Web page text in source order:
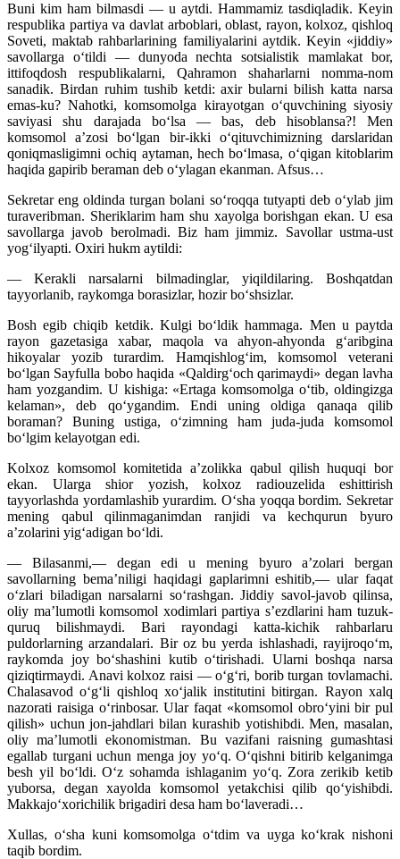
Buni kim ham bilmasdi — u aytdi. Hammamiz tasdiqladik. Keyin
respublika partiya va davlat arboblari, oblast, rayon, kolxoz, qishloq
Soveti, maktab rahbarlarining familiyalarini aytdik. Keyin «jiddiy»
savollarga o‘tildi — dunyoda nechta sotsialistik mamlakat bor,
ittifoqdosh respublikalarni, Qahramon shaharlarni nomma-nom
sanadik. Birdan ruhim tushib ketdi: axir bularni bilish katta narsa
emas-ku? Nahotki, komsomolga kirayotgan o‘quvchining siyosiy
saviyasi shu darajada bo‘lsa — bas, deb hisoblansa?! Men
komsomol a’zosi bo‘lgan bir-ikki o‘qituvchimizning darslaridan
qoniqmasligimni ochiq aytaman, hech bo‘lmasa, o‘qigan kitoblarim
haqida gapirib beraman deb o‘ylagan ekanman. Afsus…
Sekretar eng oldinda turgan bolani so‘roqqa tutyapti deb o‘ylab jim
turaveribman. Sheriklarim ham shu xayolga borishgan ekan. U esa
savollarga javob berolmadi. Biz ham jimmiz. Savollar ustma-ust
yog‘ilyapti. Oxiri hukm aytildi:
— Kerakli narsalarni bilmadinglar, yiqildilaring. Boshqatdan
tayyorlanib, raykomga borasizlar, hozir bo‘shsizlar.
Bosh egib chiqib ketdik. Kulgi bo‘ldik hammaga. Men u paytda
rayon gazetasiga xabar, maqola va ahyon-ahyonda g‘aribgina
hikoyalar yozib turardim. Hamqishlog‘im, komsomol veterani
bo‘lgan Sayfulla bobo haqida «Qaldirg‘och qarimaydi» degan lavha
ham yozgandim. U kishiga: «Ertaga komsomolga o‘tib, oldingizga
kelaman», deb qo‘ygandim. Endi uning oldiga qanaqa qilib
boraman? Buning ustiga, o‘zimning ham juda-juda komsomol
bo‘lgim kelayotgan edi.
Kolxoz komsomol komitetida a’zolikka qabul qilish huquqi bor
ekan. Ularga shior yozish, kolxoz radiouzelida eshittirish
tayyorlashda yordamlashib yurardim. O‘sha yoqqa bordim. Sekretar
mening qabul qilinmaganimdan ranjidi va kechqurun byuro
a’zolarini yig‘adigan bo‘ldi.
— Bilasanmi,— degan edi u mening byuro a’zolari bergan
savollarning bema’niligi haqidagi gaplarimni eshitib,— ular faqat
o‘zlari biladigan narsalarni so‘rashgan. Jiddiy savol-javob qilinsa,
oliy ma’lumotli komsomol xodimlari partiya s’ezdlarini ham tuzuk-
quruq bilishmaydi. Bari rayondagi katta-kichik rahbarlaru
puldorlarning arzandalari. Bir oz bu yerda ishlashadi, rayijroqo‘m,
raykomda joy bo‘shashini kutib o‘tirishadi. Ularni boshqa narsa
qiziqtirmaydi. Anavi kolxoz raisi — o‘g‘ri, borib turgan tovlamachi.
Chalasavod o‘g‘li qishloq xo‘jalik institutini bitirgan. Rayon xalq
nazorati raisiga o‘rinbosar. Ular faqat «komsomol obro‘yini bir pul
qilish» uchun jon-jahdlari bilan kurashib yotishibdi. Men, masalan,
oliy ma’lumotli ekonomistman. Bu vazifani raisning gumashtasi
egallab turgani uchun menga joy yo‘q. O‘qishni bitirib kelganimga
besh yil bo‘ldi. O‘z sohamda ishlaganim yo‘q. Zora zerikib ketib
yuborsa, degan xayolda komsomol yetakchisi qilib qo‘yishibdi.
Makkajo‘xorichilik brigadiri desa ham bo‘laveradi…
Xullas, o‘sha kuni komsomolga o‘tdim va uyga ko‘krak nishoni
taqib bordim.